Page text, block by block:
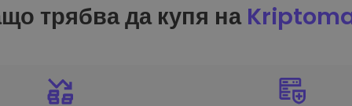
трябва да купя на